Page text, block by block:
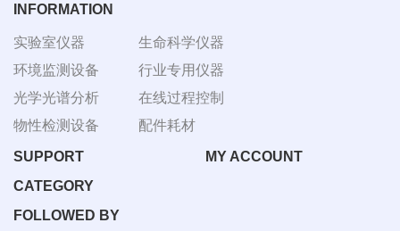
INFORMATION
实验室仪器
环境监测设备
光学光谱分析
物性检测设备
生命科学仪器
行业专用仪器
在线过程控制
配件耗材
SUPPORT
MY ACCOUNT
CATEGORY
FOLLOWED BY